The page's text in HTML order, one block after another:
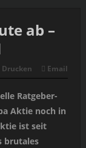
ab –
Drucken Email
Ratgeber-
Aktie noch in
ist seit
brutales